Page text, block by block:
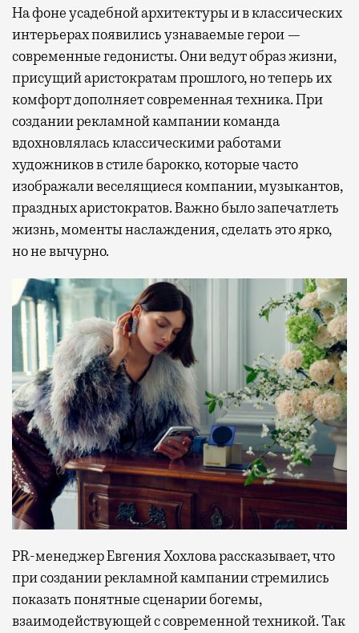
На фоне усадебной архитектуры и в классических
интерьерах появились узнаваемые герои —
современные гедонисты. Они ведут образ жизни,
присущий аристократам прошлого, но теперь их
комфорт дополняет современная техника. При
создании рекламной кампании команда
вдохновлялась классическими работами
художников в стиле барокко, которые часто
изображали веселящиеся компании, музыкантов,
праздных аристократов. Важно было запечатлеть
жизнь, моменты наслаждения, сделать это ярко,
но не вычурно.
PR-менеджер Евгения Хохлова рассказывает, что
при создании рекламной кампании стремились
показать понятные сценарии богемы,
взаимодействующей с современной техникой. Так